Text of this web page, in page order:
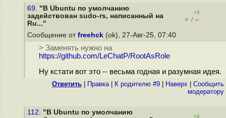
69. "В Ubuntu по умолчанию
задействован sudo-rs, написанный на
Ru..."
+3
+ / –
Сообщение от freehck (ok), 27-Авг-25, 07:40
> Заменять нужно на
https://github.com/LeChatP/RootAsRole
Ну кстати вот это -- весьма годная и разумная идея.
Ответить Правка| К родителю #9 Наверх
Cообщить
модератору
112. "В Ubuntu по умолчанию
+2